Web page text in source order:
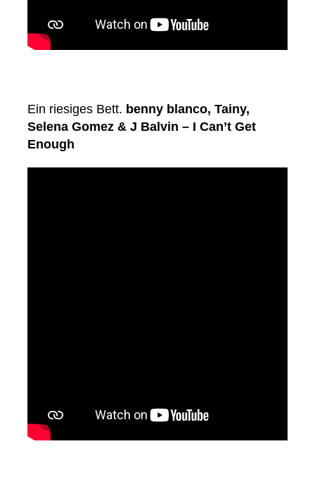
Ein riesiges Bett. benny blanco, Tainy,
Selena Gomez & J Balvin – I Can’t Get
Enough